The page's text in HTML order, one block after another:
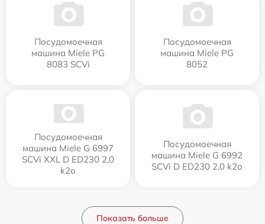
Посудомоечная
машина Miele PG
8083 SCVi
Посудомоечная
машина Miele PG
8052
Посудомоечная
машина Miele G 6997
SCVi XXL D ED230 2,0
k2o
Посудомоечная
машина Miele G 6992
SCVi D ED230 2,0 k2o
Показать больше